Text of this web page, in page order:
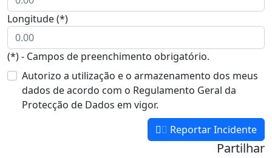
Longitude (*)
(*) - Campos de preenchimento obrigatório.
Autorizo a utilização e o armazenamento dos meus
dados de acordo com o Regulamento Geral da
Protecção de Dados em vigor.
Reportar Incidente
Partilhar